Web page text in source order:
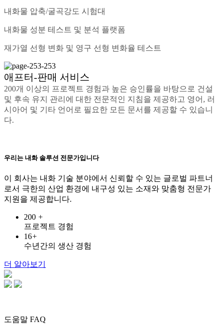
내화물 압축/굴곡강도 시험대
내화물 성분 테스트 및 분석 플랫폼
재가열 선형 변화 및 영구 선형 변화율 테스트
애프터-판매 서비스
200개 이상의 프로젝트 경험과 높은 승인률을 바탕으로 건설
및 후속 유지 관리에 대한 전문적인 지침을 제공하고 영어, 러
시아어 및 기타 언어로 필요한 모든 문서를 제공할 수 있습니
다.
우리는 내화 솔루션 전문가입니다
이 회사는 내화 기술 분야에서 신뢰할 수 있는 글로벌 파트너
로서 극한의 산업 환경에 내구성 있는 소재와 맞춤형 전문가
지원을 제공합니다.
200 +
프로젝트 경험
16+
수년간의 생산 경험
더 알아보기
도움말 FAQ